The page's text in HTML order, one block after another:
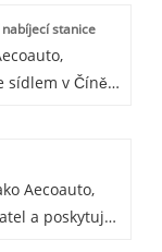
prostoru a
stanice
sídlem v Číně a
EV 32A
stanice
je základní
Aecoauto,
a poskytuje